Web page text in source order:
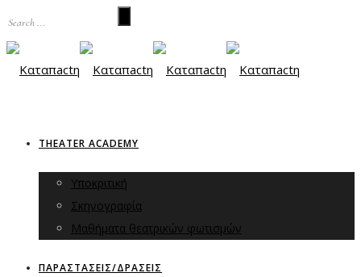
THEATER ACADEMY
Υποκριτική
Σκηνογραφία
Μαθήματα θεατρικών φωτισμών
ΠΑΡΑΣΤΑΣΕΙΣ/ΔΡΑΣΕΙΣ